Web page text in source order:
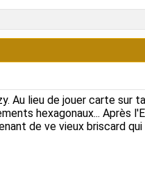
Au lieu de jouer carte sur
hexagonaux... Après
de ve vieux briscard